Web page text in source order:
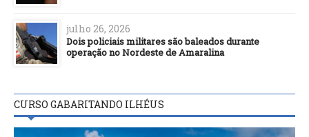
julho 26, 2026
Dois policiais militares são baleados durante
operação no Nordeste de Amaralina
CURSO GABARITANDO ILHÉUS